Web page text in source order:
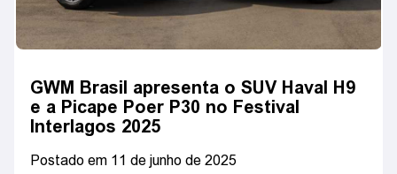
GWM Brasil apresenta o SUV Haval H9
e a Picape Poer P30 no Festival
Interlagos 2025
Postado em 11 de junho de 2025